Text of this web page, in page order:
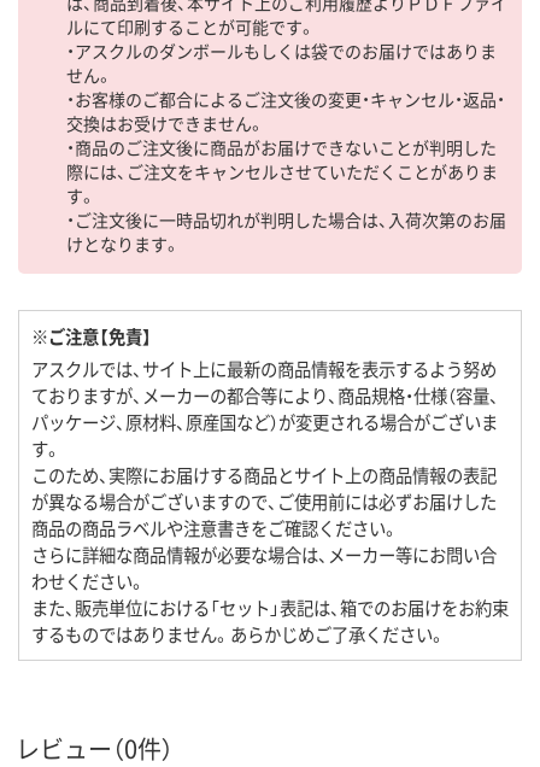
ルにて印刷することが可能です。
・アスクルのダンボールもしくは袋でのお届けではありま
せん。
・お客様のご都合によるご注文後の変更・キャンセル・返品・
交換はお受けできません。
・商品のご注文後に商品がお届けできないことが判明した
際には、ご注文をキャンセルさせていただくことがありま
す。
・ご注文後に一時品切れが判明した場合は、入荷次第のお届
けとなります。
※ご注意【免責】
アスクルでは、サイト上に最新の商品情報を表示するよう努め
ておりますが、メーカーの都合等により、商品規格・仕様（容量、
パッケージ、原材料、原産国など）が変更される場合がございま
す。
このため、実際にお届けする商品とサイト上の商品情報の表記
が異なる場合がございますので、ご使用前には必ずお届けした
商品の商品ラベルや注意書きをご確認ください。
さらに詳細な商品情報が必要な場合は、メーカー等にお問い合
わせください。
また、販売単位における「セット」表記は、箱でのお届けをお約束
するものではありません。あらかじめご了承ください。
レビュー（0件）